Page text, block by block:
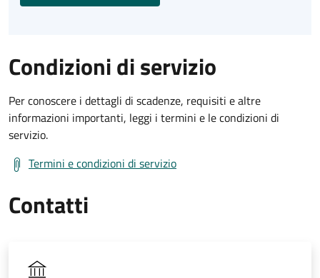
Condizioni di servizio
Per conoscere i dettagli di scadenze, requisiti e altre
informazioni importanti, leggi i termini e le condizioni di
servizio.
Termini e condizioni di servizio
Contatti